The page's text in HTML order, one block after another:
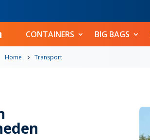
CONTAINERS BIG BAGS
Home Transport